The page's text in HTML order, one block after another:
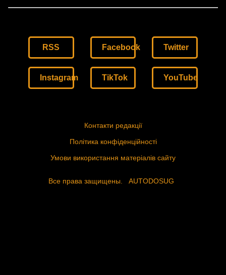
RSS Facebook Twitter
Instagram TikTok YouTube
Контакти редакції
Політика конфіденційності
Умови використання матеріалів сайту
Все права защищены. AUTODOSUG